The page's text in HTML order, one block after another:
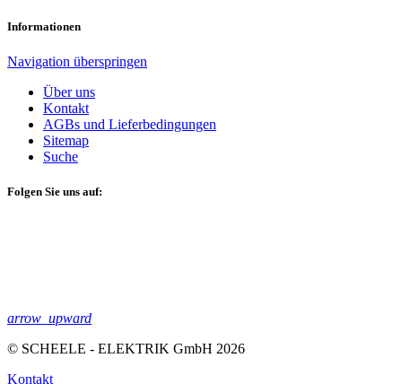
Informationen
Navigation überspringen
Über uns
Kontakt
AGBs und Lieferbedingungen
Sitemap
Suche
Folgen Sie uns auf:
arrow_upward
© SCHEELE - ELEKTRIK GmbH 2026
Kontakt